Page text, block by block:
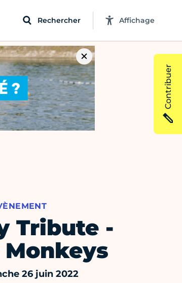
Rechercher Affichage
Tribute -
26 juin 2022
Contribuer